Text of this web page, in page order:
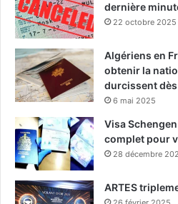
dernière
22 octobre 2025
Algériens en
obtenir la
durcissent
6 mai 2025
Visa
complet pour
28 décembre
ARTES